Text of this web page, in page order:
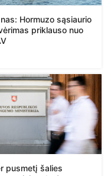
Hormuzo sąsiaurio
priklauso nuo
pusmetį šalies